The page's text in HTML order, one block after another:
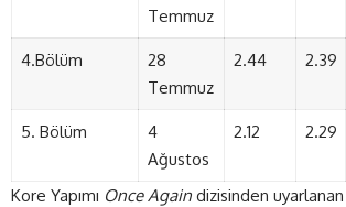
Temmuz
4.Bölüm
28
Temmuz
2.44 2.39
5. Bölüm
4
Ağustos
2.12 2.29
Kore Yapımı Once Again dizisinden uyarlanan